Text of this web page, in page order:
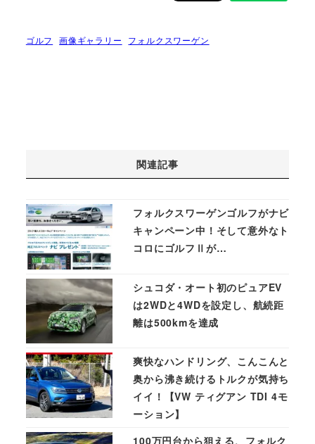
ゴルフ 画像ギャラリー フォルクスワーゲン
関連記事
フォルクスワーゲンゴルフがナビ
キャンペーン中！そして意外なト
コロにゴルフⅡが…
シュコダ・オート初のピュアEV
は2WDと4WDを設定し、航続距
離は500kmを達成
爽快なハンドリング、こんこんと
奥から沸き続けるトルクが気持ち
イイ！【VW ティグアン TDI 4モ
ーション】
100万円台から狙える、フォルク